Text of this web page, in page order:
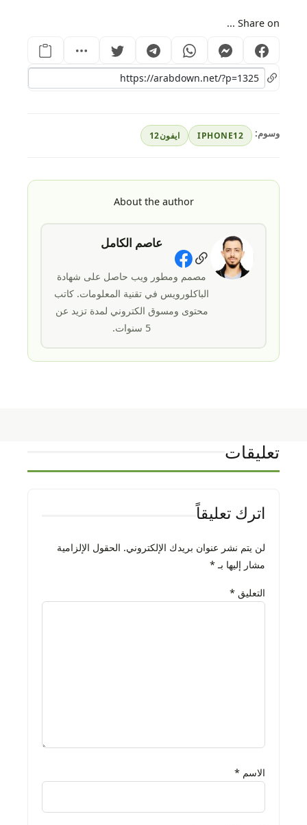
Share on ...
وسوم: IPHONE12 ايفون12
About the author
عاصم الكامل
Social Links
مصمم ومطور ويب حاصل على شهادة
الباكلورويس في تقنية المعلومات. كاتب
محتوى ومسوق الكتروني لمدة تزيد عن
5 سنوات.
تعليقات
اترك تعليقاً
لن يتم نشر عنوان بريدك الإلكتروني. الحقول الإلزامية
مشار إليها بـ*
التعليق *
الاسم *